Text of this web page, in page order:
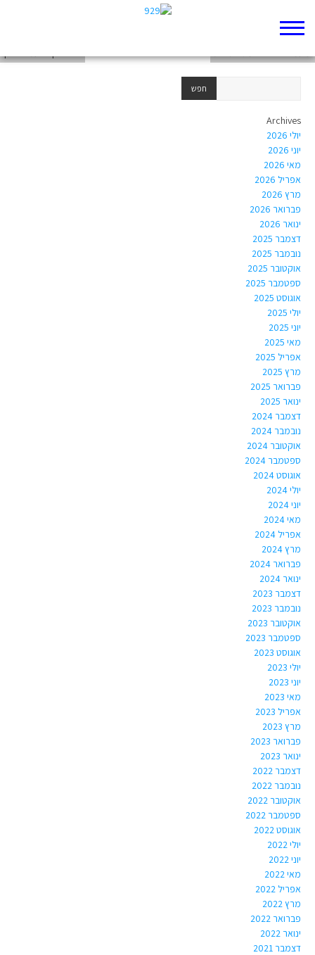
Archives
יולי 2026
יוני 2026
מאי 2026
אפריל 2026
מרץ 2026
פברואר 2026
ינואר 2026
דצמבר 2025
נובמבר 2025
אוקטובר 2025
ספטמבר 2025
אוגוסט 2025
יולי 2025
יוני 2025
מאי 2025
אפריל 2025
מרץ 2025
פברואר 2025
ינואר 2025
דצמבר 2024
נובמבר 2024
אוקטובר 2024
ספטמבר 2024
אוגוסט 2024
יולי 2024
יוני 2024
מאי 2024
אפריל 2024
מרץ 2024
פברואר 2024
ינואר 2024
דצמבר 2023
נובמבר 2023
אוקטובר 2023
ספטמבר 2023
אוגוסט 2023
יולי 2023
יוני 2023
מאי 2023
אפריל 2023
מרץ 2023
פברואר 2023
ינואר 2023
דצמבר 2022
נובמבר 2022
אוקטובר 2022
ספטמבר 2022
אוגוסט 2022
יולי 2022
יוני 2022
מאי 2022
אפריל 2022
מרץ 2022
פברואר 2022
ינואר 2022
דצמבר 2021